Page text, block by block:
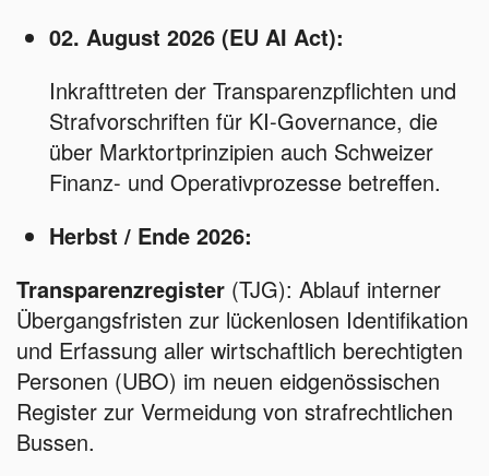
02. August 2026 (EU AI Act):
Inkrafttreten der Transparenzpflichten und
Strafvorschriften für KI-Governance, die
über Marktortprinzipien auch Schweizer
Finanz- und Operativprozesse betreffen.
Herbst / Ende 2026:
Transparenzregister (TJG): Ablauf interner
Übergangsfristen zur lückenlosen Identifikation
und Erfassung aller wirtschaftlich berechtigten
Personen (UBO) im neuen eidgenössischen
Register zur Vermeidung von strafrechtlichen
Bussen.